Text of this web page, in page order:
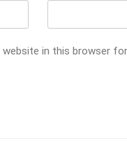
website in this browser